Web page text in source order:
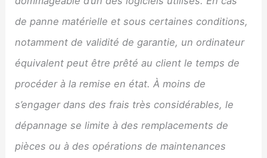
de panne matérielle et sous certaines conditions,
notamment de validité de garantie, un ordinateur
équivalent peut être prêté au client le temps de
procéder à la remise en état. À moins de
s’engager dans des frais très considérables, le
dépannage se limite à des remplacements de
pièces ou à des opérations de maintenances